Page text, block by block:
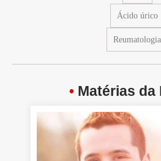
Ácido úrico
Reumatologia
• Matérias da